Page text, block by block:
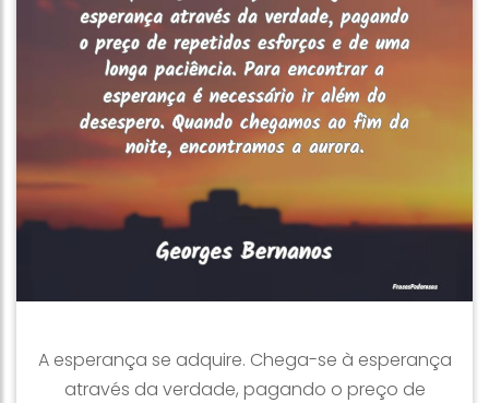
A esperança se adquire. Chega-se à esperança
através da verdade, pagando o preço de